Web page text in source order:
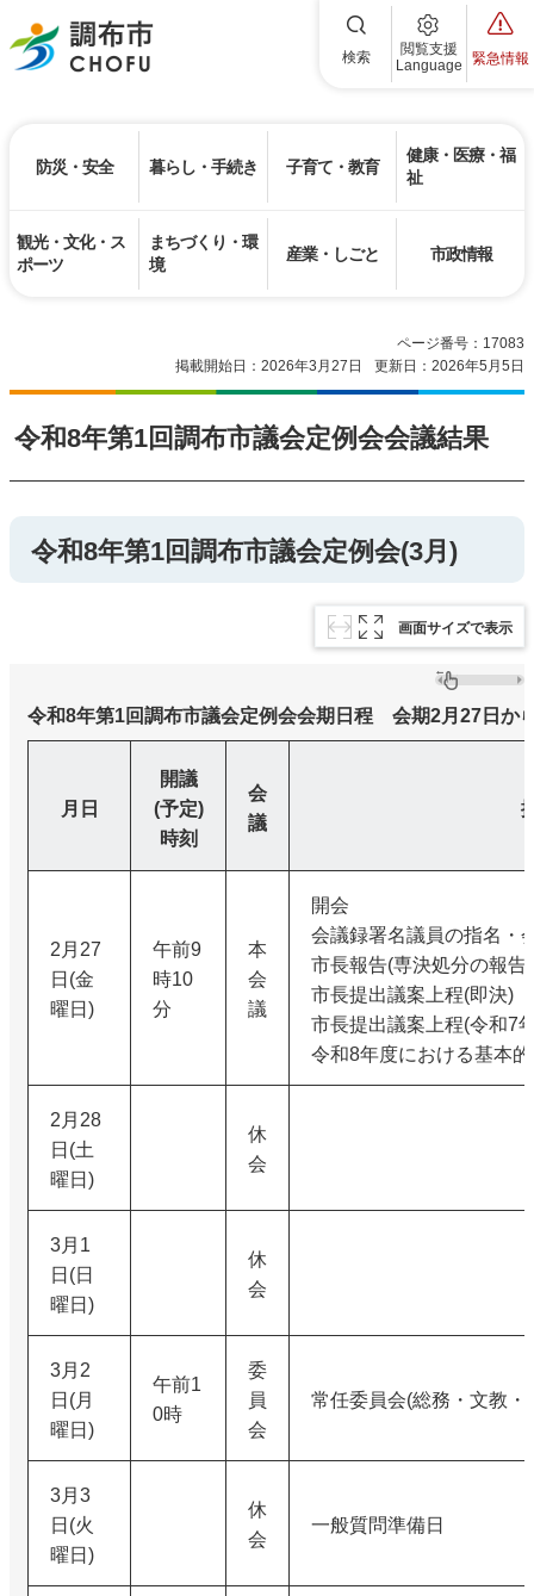
調布市 検索
閲覧支援
Language
緊急情報
防災・安全 暮らし・手続き 子育て・教育
健康・医療・福
祉
観光・文化・ス
ポーツ
まちづくり・環
境
産業・しごと 市政情報
ページ番号：17083
掲載開始日：2026年3月27日
更新日：2026年5月5日
令和8年第1回調布市議会定例会会議結果
令和8年第1回調布市議会定例会(3月)
画面サイズで表示
令和8年第1回調布市議会定例会会期日程 会期2月27日か
月日
開議
(予定)
時刻
会
議
2月27
日(金
曜日)
午前9
時10
分
本
会
議
開会
会議録署名議員の指名・
市長報告(専決処分の報告)
市長提出議案上程(即決)
市長提出議案上程(令和7
令和8年度における基本
2月28
日(土
曜日)
休
会
3月1
日(日
曜日)
休
会
3月2
日(月
曜日)
午前1
0時
委
員
会
常任委員会(総務・文教
3月3
日(火
曜日)
休
会
一般質問準備日